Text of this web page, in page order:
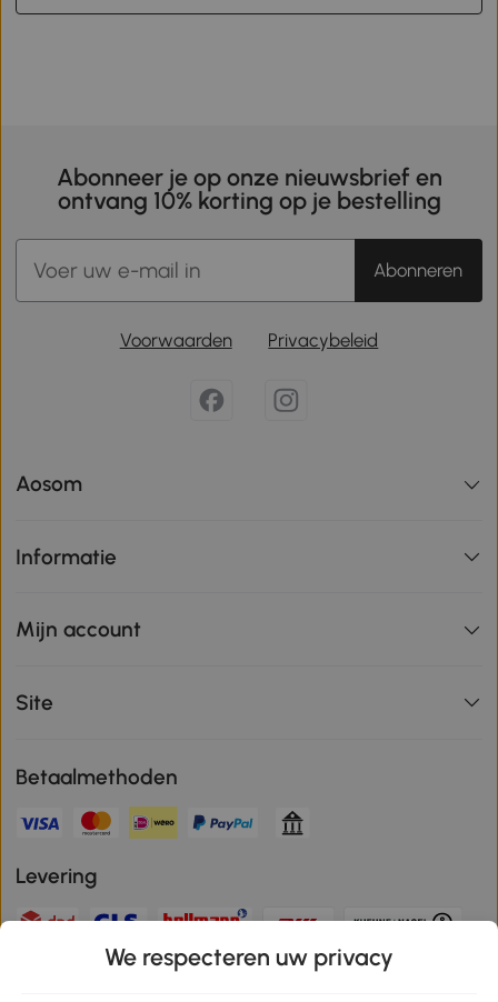
Abonneer je op onze nieuwsbrief en
ontvang 10% korting op je bestelling
Abonneren
Voorwaarden Privacybeleid
Aosom
Informatie
Mijn account
Site
Betaalmethoden
Levering
We respecteren uw privacy